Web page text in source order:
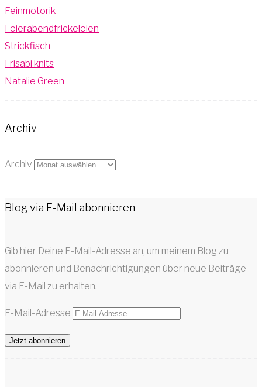
Feinmotorik
Feierabendfrickeleien
Strickfisch
Frisabi knits
Natalie Green
Archiv
Archiv
Blog via E-Mail abonnieren
Gib hier Deine E-Mail-Adresse an, um meinem Blog zu
abonnieren und Benachrichtigungen über neue Beiträge
via E-Mail zu erhalten.
E-Mail-Adresse
Jetzt abonnieren